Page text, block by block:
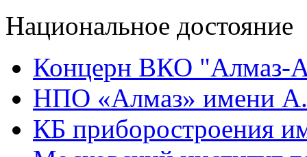
Национальное достояние
Концерн ВКО "Алмаз-
НПО «Алмаз» имени
КБ приборостроения